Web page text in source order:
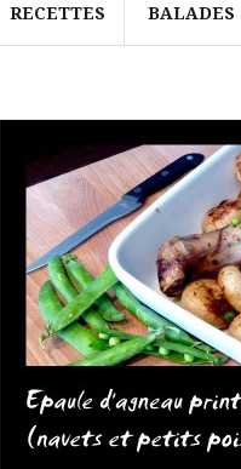
RECETTES BALADES